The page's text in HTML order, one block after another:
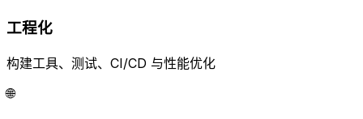
工程化
构建工具、测试、CI/CD 与性能优化
🌐